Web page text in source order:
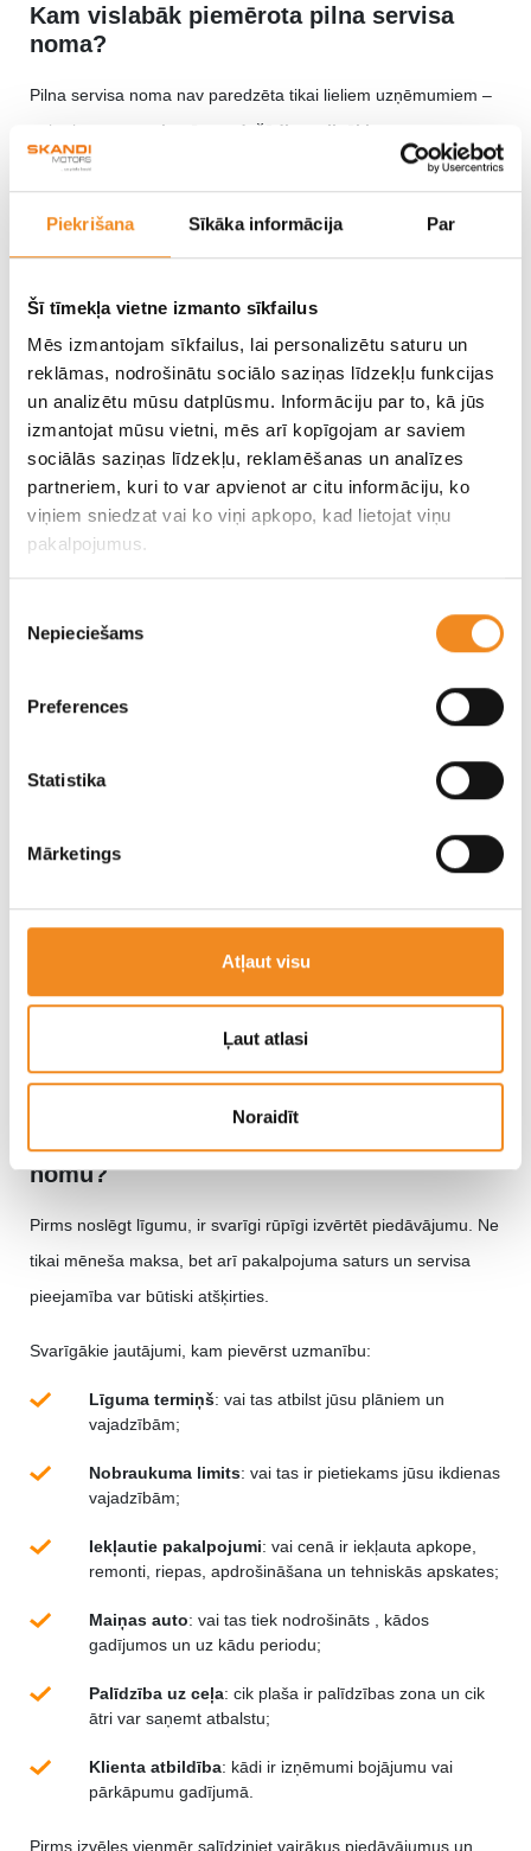
Piekrišana Sīkāka informācija Par
Šī tīmekļa vietne izmanto sīkfailus
Mēs izmantojam sīkfailus, lai personalizētu saturu un
reklāmas, nodrošinātu sociālo saziņas līdzekļu funkcijas
un analizētu mūsu datplūsmu. Informāciju par to, kā jūs
izmantojat mūsu vietni, mēs arī kopīgojam ar saviem
sociālās saziņas līdzekļu, reklamēšanas un analīzes
partneriem, kuri to var apvienot ar citu informāciju, ko
viņiem sniedzat vai ko viņi apkopo, kad lietojat viņu
pakalpojumus.
izvēle
Nepieciešams
Preferences
Statistika
Mārketings
Atļaut visu
Ļaut atlasi
Noraidīt
Kam vislabāk piemērota pilna servisa
noma?
Pilna servisa noma nav paredzēta tikai lieliem uzņēmumiem –
tā ir elastīga un
piemērota dažādiem cilvēkiem un
vajadzībām
. Šis risinājums bieži ir piemērots tiem, kuri novērtē
ikdienā.
uzņemties rūpes par uzturēšanu vai tālākpārdošanu.
Visbiežāk šo pakalpojumu izvēlas:
Uzņēmumi , kas vēlas precīzi plānot izmaksas un
samazināt administratīvo slodzi;
Privātpersonas
līguma beigās auto vienkārši tiek atdots atpakaļ.
Kas jāņem vērā, izvēloties pilna servisa
nomu?
Pirms noslēgt līgumu, ir svarīgi rūpīgi izvērtēt piedāvājumu. Ne
tikai mēneša maksa, bet arī pakalpojuma saturs un servisa
pieejamība var būtiski atšķirties.
Svarīgākie jautājumi, kam pievērst uzmanību:
Līguma termiņš: vai tas atbilst jūsu plāniem un
vajadzībām;
Nobraukuma limits: vai tas ir pietiekams jūsu ikdienas
vajadzībām;
Iekļautie pakalpojumi: vai cenā ir iekļauta apkope,
remonti, riepas, apdrošināšana un tehniskās apskates;
Maiņas auto: vai tas tiek nodrošināts , kādos
gadījumos un uz kādu periodu;
Palīdzība uz ceļa: cik plaša ir palīdzības zona un cik
ātri var saņemt atbalstu;
Klienta atbildība: kādi ir izņēmumi bojājumu vai
pārkāpumu gadījumā.
Pirms izvēles vienmēr salīdziniet vairākus piedāvājumus un